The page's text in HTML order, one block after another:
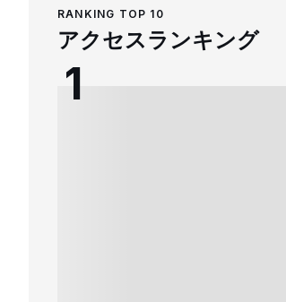
RANKING TOP 10
アクセスランキング